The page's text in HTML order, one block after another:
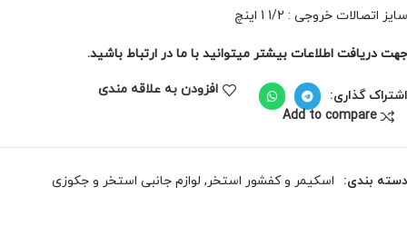
اتصالات خروجی : 1/2 1 اینچ
دریافت اطلاعات بیشتر میتوانید با ما در ارتباط باشید.
گذاری:
افزودن به علاقه مندی
Add to compare
بندی: اسکیمر و کفشور استخر, لوازم جانبی استخر و جکوزی